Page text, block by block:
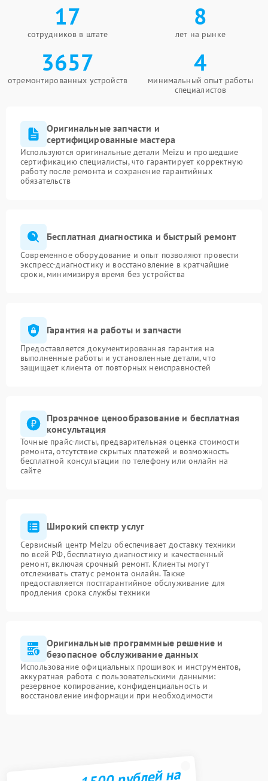
17
сотрудников в штате
8
лет на рынке
3657
отремонтированных устройств
4
минимальный опыт работы
специалистов
Оригинальные запчасти и
сертифицированные мастера
Используются оригинальные детали Meizu и прошедшие
сертификацию специалисты, что гарантирует корректную
работу после ремонта и сохранение гарантийных
обязательств
Бесплатная диагностика и быстрый ремонт
Современное оборудование и опыт позволяют провести
экспресс-диагностику и восстановление в кратчайшие
сроки, минимизируя время без устройства
Гарантия на работы и запчасти
Предоставляется документированная гарантия на
выполненные работы и установленные детали, что
защищает клиента от повторных неисправностей
Прозрачное ценообразование и бесплатная
консультация
Точные прайс-листы, предварительная оценка стоимости
ремонта, отсутствие скрытых платежей и возможность
бесплатной консультации по телефону или онлайн на
сайте
Широкий спектр услуг
Сервисный центр Meizu обеспечивает доставку техники
по всей РФ, бесплатную диагностику и качественный
ремонт, включая срочный ремонт. Клиенты могут
отслеживать статус ремонта онлайн. Также
предоставляется постгарантийное обслуживание для
продления срока службы техники
Оригинальные программные решение и
безопасное обслуживание данных
Использование официальных прошивок и инструментов,
аккуратная работа с пользовательскими данными:
резервное копирование, конфиденциальность и
восстановление информации при необходимости